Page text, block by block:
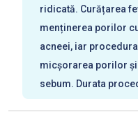
ridicată. Curățarea
menținerea porilor
acneei, iar
micșorarea porilor
sebum. Durata